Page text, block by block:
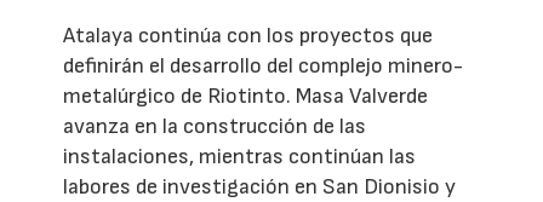
Atalaya continúa con los proyectos que
definirán el desarrollo del complejo minero-
metalúrgico de Riotinto. Masa Valverde
avanza en la construcción de las
instalaciones, mientras continúan las
labores de investigación en San Dionisio y